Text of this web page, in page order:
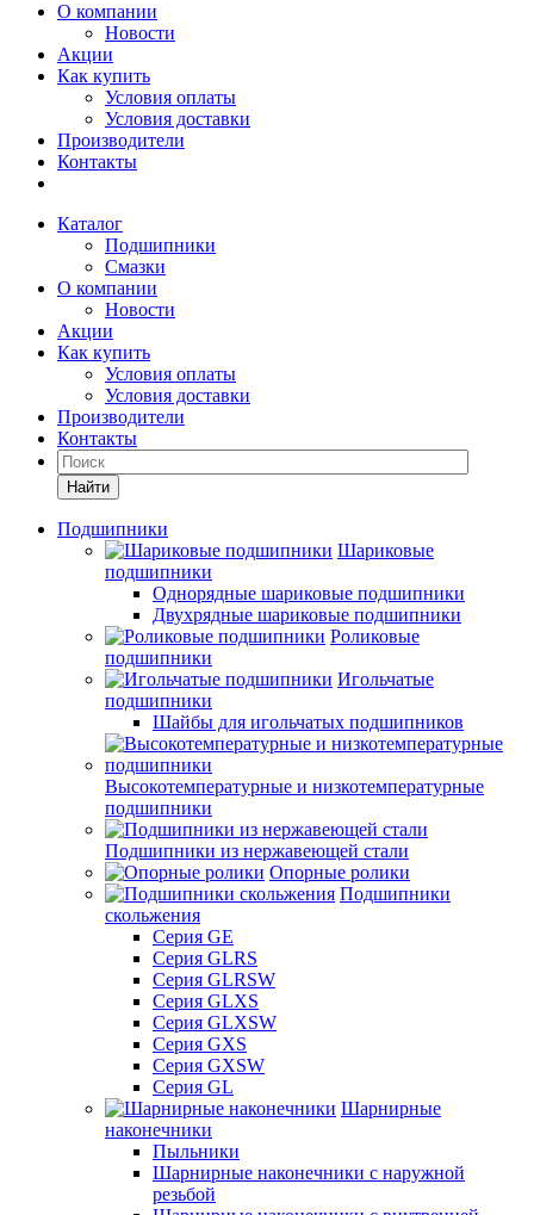
О компании
Новости
Акции
Как купить
Условия оплаты
Условия доставки
Производители
Контакты
Каталог
Подшипники
Смазки
О компании
Новости
Акции
Как купить
Условия оплаты
Условия доставки
Производители
Контакты
Найти
Подшипники
Шариковые
подшипники
Однорядные шариковые подшипники
Двухрядные шариковые подшипники
Роликовые
подшипники
Игольчатые
подшипники
Шайбы для игольчатых подшипников
Высокотемпературные и низкотемпературные
подшипники
Подшипники из нержавеющей стали
Опорные ролики
Подшипники
скольжения
Серия GE
Серия GLRS
Серия GLRSW
Серия GLXS
Серия GLXSW
Серия GXS
Серия GXSW
Серия GL
Шарнирные
наконечники
Пыльники
Шарнирные наконечники с наружной
резьбой